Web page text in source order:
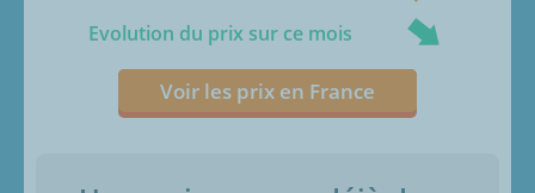
Evolution du prix sur ce mois
Voir les prix en France